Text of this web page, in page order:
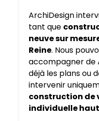
ArchiDesign
tant que
neuve sur
Reine. Nous
accompagner de
déjà les plans ou
intervenir
construction de
individuelle